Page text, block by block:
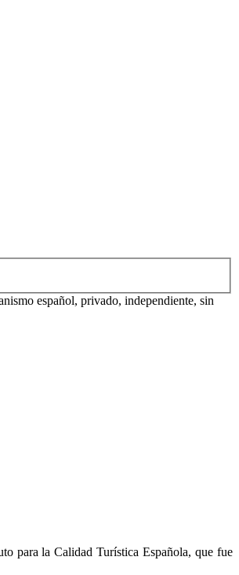
español, privado, independiente, sin
para la Calidad Turística Española, que fue